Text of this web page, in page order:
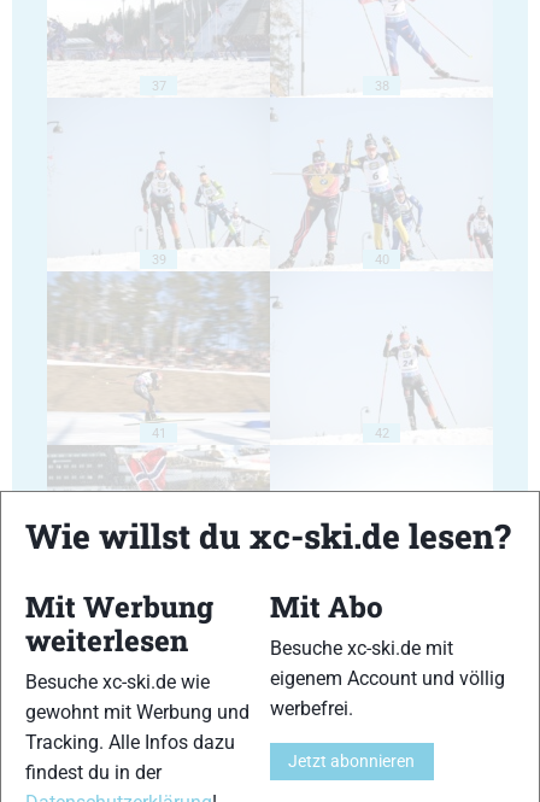
37 38
39 40
41 42
43 44
45 46
Wie willst du xc-ski.de lesen?
Mit Werbung
weiterlesen
Besuche xc-ski.de wie
gewohnt mit Werbung und
Tracking. Alle Infos dazu
findest du in der
Mit Abo
Besuche xc-ski.de mit
eigenem Account und völlig
werbefrei.
Jetzt abonnieren